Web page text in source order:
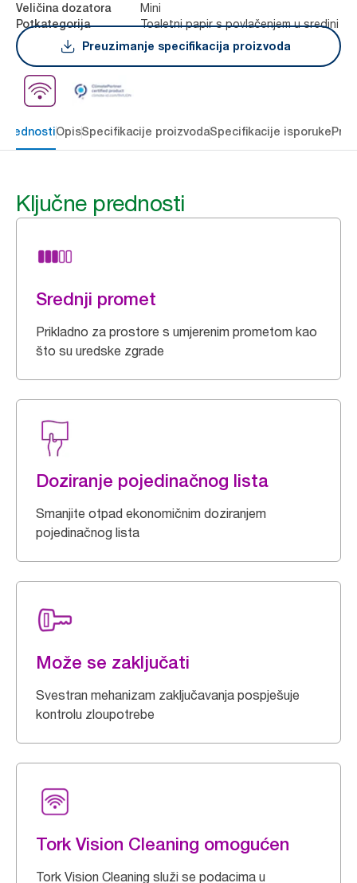
Veličina dozatora Mini
Potkategorija
Toaletni papir s povlačenjem u sredini
Preuzimanje specifikacija proizvoda
prednostiOpisSpecifikacije proizvodaSpecifikacije isporuke
Ključne prednosti
Srednji promet
Prikladno za prostore s umjerenim prometom kao
što su uredske zgrade
Doziranje pojedinačnog lista
Smanjite otpad ekonomičnim doziranjem
pojedinačnog lista
Može se zaključati
Svestran mehanizam zaključavanja pospješuje
kontrolu zloupotrebe
Tork Vision Cleaning omogućen
Tork Vision Cleaning služi se podacima u